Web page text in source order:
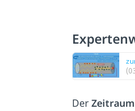
DerZeitraum